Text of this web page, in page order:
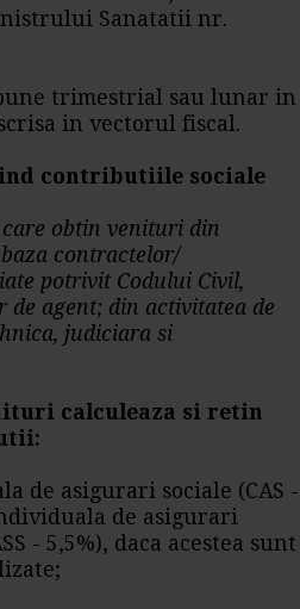
Sanatatii nr.
trimestrial sau lunar in
in vectorul fiscal.
contributiile sociale
obtin venituri din
contractelor/
potrivit Codului Civil,
de agent; din activitatea de
judiciara si
calculeaza si retin
de asigurari sociale (CAS -
de asigurari
- 5,5%), daca acestea sunt